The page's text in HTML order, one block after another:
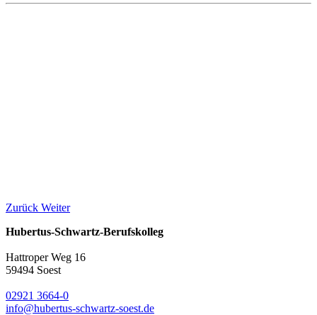
Zurück Weiter
Hubertus-Schwartz-Berufskolleg
Hattroper Weg 16
59494 Soest
02921 3664-0
info@hubertus-schwartz-soest.de